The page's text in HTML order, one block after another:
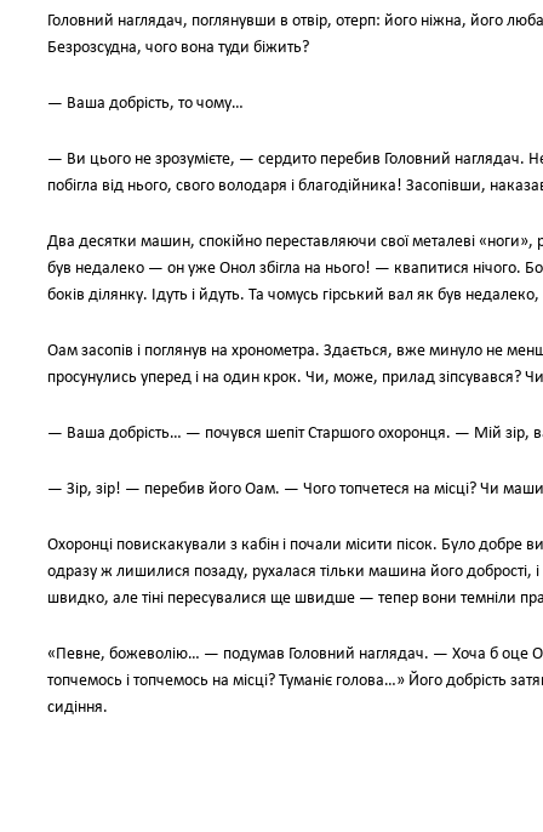
Головний наглядач, поглянувши в отвір, отерп: його ніжна, його
Безрозсудна, чого вона туди біжить?
— Ваша добрість, то чому…
— Ви цього не зрозумієте, — сердито перебив Головний наглядач.
побігла від нього, свого володаря і благодійника! Засопівши,
Два десятки машин, спокійно переставляючи свої металеві
був недалеко — он уже Онол збігла на нього! — квапитися нічого.
боків ділянку. Ідуть і йдуть. Та чомусь гірський вал як був
Оам засопів і поглянув на хронометра. Здається, вже минуло не
просунулись уперед і на один крок. Чи, може, прилад зіпсувався? Чи
— Ваша добрість… — почувся шепіт Старшого охоронця. — Мій зір,
— Зір, зір! — перебив його Оам. — Чого топчетеся на місці? Чи
Охоронці повискакували з кабін і почали місити пісок. Було добре
одразу ж лишилися позаду, рухалася тільки машина його добрості,
швидко, але тіні пересувалися ще швидше — тепер вони темніли
«Певне, божеволію… — подумав Головний наглядач. — Хоча б оце
топчемось і топчемось на місці? Туманіє голова…» Його добрість
сидіння.